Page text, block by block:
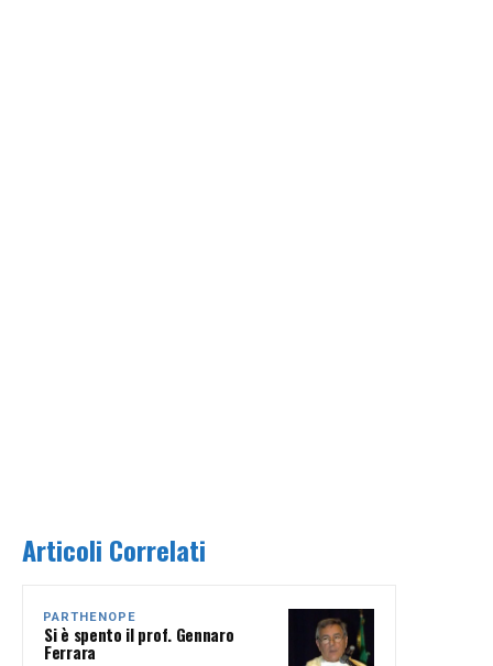
Articoli Correlati
PARTHENOPE
Si è spento il prof. Gennaro
Ferrara